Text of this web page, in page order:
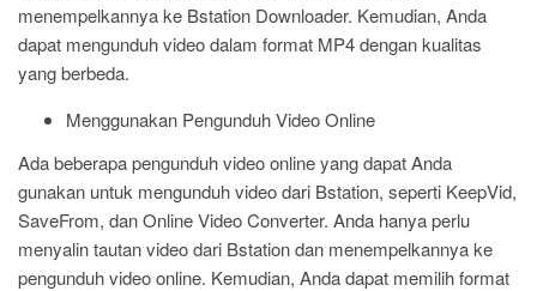
menempelkannya ke Bstation Downloader. Kemudian, Anda
dapat mengunduh video dalam format MP4 dengan kualitas
yang berbeda.
Menggunakan Pengunduh Video Online
Ada beberapa pengunduh video online yang dapat Anda
gunakan untuk mengunduh video dari Bstation, seperti KeepVid,
SaveFrom, dan Online Video Converter. Anda hanya perlu
menyalin tautan video dari Bstation dan menempelkannya ke
pengunduh video online. Kemudian, Anda dapat memilih format